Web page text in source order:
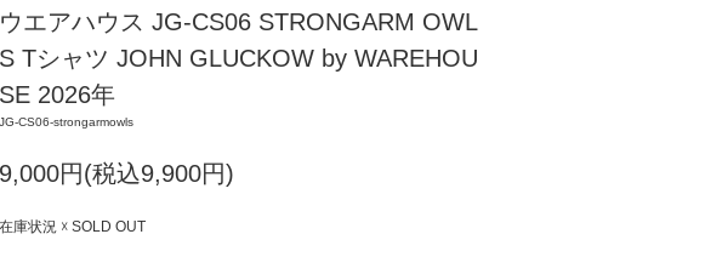
ウエアハウス JG-CS06 STRONGARM OWL
S Tシャツ JOHN GLUCKOW by WAREHOU
SE 2026年
JG-CS06-strongarmowls
9,000円(税込9,900円)
在庫状況 ☓ SOLD OUT